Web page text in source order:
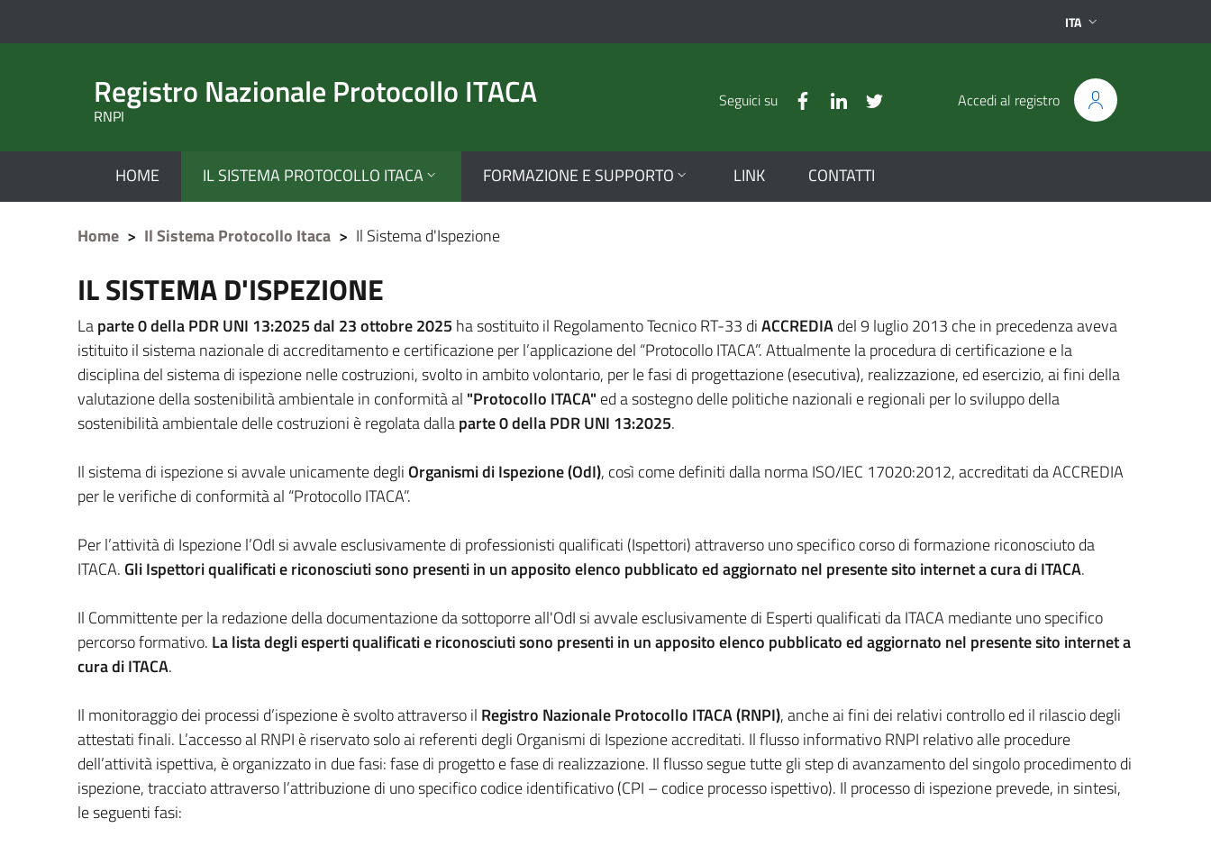
ITA
Registro Nazionale Protocollo ITACA
RNPI
Seguici su Accedi al registro
HOME
current IL SISTEMA PROTOCOLLO ITACA FORMAZIONE E SUPPORTO LINK
current CONTATTI
current
Home > Il Sistema Protocollo Itaca > Il Sistema d'Ispezione
IL SISTEMA D'ISPEZIONE
Laparte 0 della PDR UNI 13:2025 dal 23 ottobre 2025 ha sostituito il Regolamento Tecnico RT-33 diACCREDIAdel 9 luglio 2013 che in precedenza aveva
istituito il sistema nazionale di accreditamento e certificazione per l’applicazione del “Protocollo ITACA”. Attualmente la procedura di certificazione e la
disciplina del sistema di ispezione nelle costruzioni, svolto in ambito volontario, per le fasi di progettazione (esecutiva), realizzazione, ed esercizio, ai fini della
valutazione della sostenibilità ambientale in conformità al "Protocollo ITACA" ed a sostegno delle politiche nazionali e regionali per lo sviluppo della
sostenibilità ambientale delle costruzioni è regolata dallaparte 0 della PDR UNI 13:2025.
Il sistema di ispezione si avvale unicamente degliOrganismi di Ispezione (OdI), così come definiti dalla norma ISO/IEC 17020:2012, accreditati da ACCREDIA
per le verifiche di conformità al “Protocollo ITACA”.
Per l’attività di Ispezione l’OdI si avvale esclusivamente di professionisti qualificati (Ispettori) attraverso uno specifico corso di formazione riconosciuto da
ITACA. Gli Ispettori qualificati e riconosciuti sono presenti in un apposito elenco pubblicato ed aggiornato nel presente sito internet a cura di ITACA.
Il Committente per la redazione della documentazione da sottoporre all'OdI si avvale esclusivamente di Esperti qualificati da ITACA mediante uno specifico
percorso formativo. La lista degli esperti qualificati e riconosciuti sono presenti in un apposito elenco pubblicato ed aggiornato nel presente sito internet a
cura di ITACA.
Il monitoraggio dei processi d’ispezione è svolto attraverso il Registro Nazionale Protocollo ITACA (RNPI), anche ai fini dei relativi controllo ed il rilascio degli
attestati finali. L’accesso al RNPI è riservato solo ai referenti degli Organismi di Ispezione accreditati. Il flusso informativo RNPI relativo alle procedure
dell’attività ispettiva, è organizzato in due fasi: fase di progetto e fase di realizzazione. Il flusso segue tutte gli step di avanzamento del singolo procedimento di
ispezione, tracciato attraverso l’attribuzione di uno specifico codice identificativo (CPI – codice processo ispettivo). Il processo di ispezione prevede, in sintesi,
le seguenti fasi: